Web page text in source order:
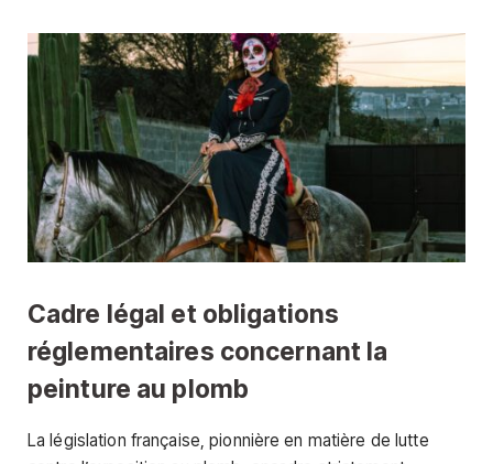
Cadre légal et obligations
réglementaires concernant la
peinture au plomb
La législation française, pionnière en matière de lutte